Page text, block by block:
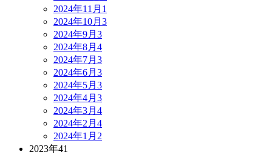
2024年11月 1
2024年10月 3
2024年9月 3
2024年8月 4
2024年7月 3
2024年6月 3
2024年5月 3
2024年4月 3
2024年3月 4
2024年2月 4
2024年1月 2
2023年41